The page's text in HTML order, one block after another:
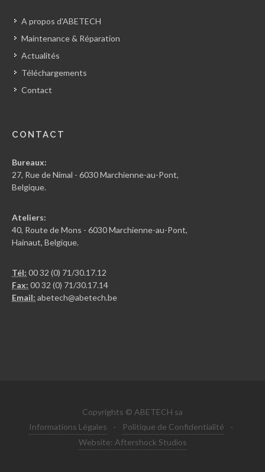
A propos d'ABETECH
Maintenance & Réparation
Actualités
Téléchargements
Contact
CONTACT
Bureaux:
27, Rue de Nimal - 6030 Marchienne-au-Pont,
Belgique.
Ateliers:
40, Route de Mons - 6030 Marchienne-au-Pont,
Hainaut, Belgique.
Tél: 00 32 (0) 71/30.17.12
Fax: 00 32 (0) 71/30.17.14
Email: abetech@abetech.be
Copyrights © ABETECH sa
Informations Légales
· Politique de Confidentialité
·
Website: Aftershock Studios